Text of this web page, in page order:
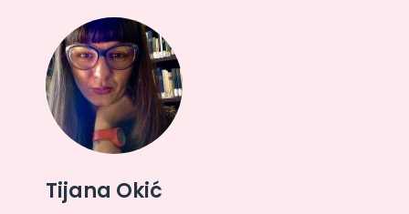
Tijana Okić